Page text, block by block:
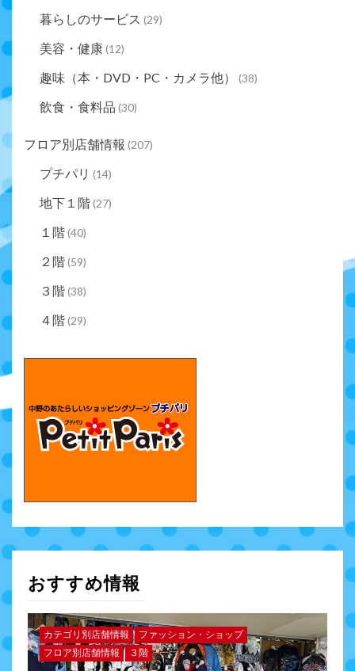
暮らしのサービス (29)
美容・健康(12)
趣味（本・DVD・PC・カメラ他） (38)
飲食・食料品 (30)
フロア別店舗情報 (207)
プチパリ (14)
地下１階(27)
１階(40)
２階(59)
３階(38)
４階(29)
おすすめ情報
カテゴリ別店舗情報
ファッション・ショップ
フロア別店舗情報
３階